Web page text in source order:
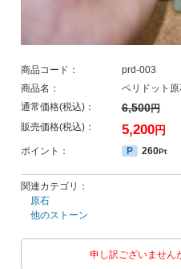
商品コード：
prd-003
商品名：
ペリドット
通常価格(税込)：
6,500円
販売価格(税込)： 5,200円
ポイント： P 260Pt
関連カテゴリ：
原石
他のストーン
申し訳ございません